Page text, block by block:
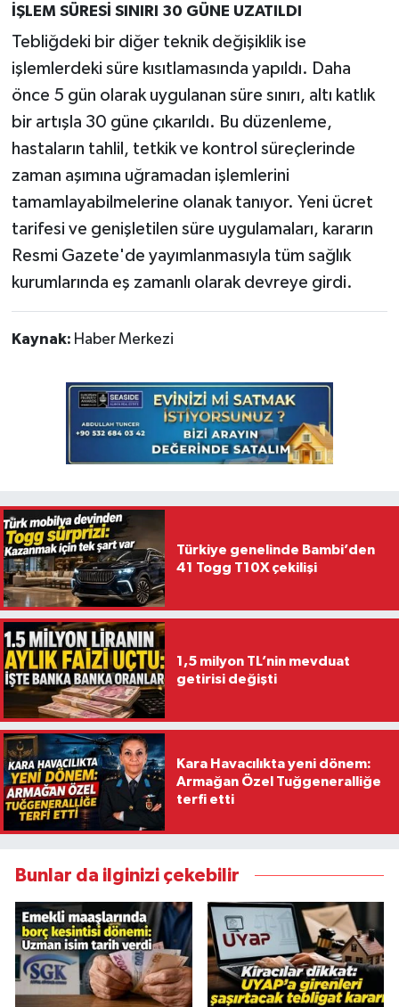
İŞLEM SÜRESİ SINIRI 30 GÜNE UZATILDI
Tebliğdeki bir diğer teknik değişiklik ise
işlemlerdeki süre kısıtlamasında yapıldı. Daha
önce 5 gün olarak uygulanan süre sınırı, altı katlık
bir artışla 30 güne çıkarıldı. Bu düzenleme,
hastaların tahlil, tetkik ve kontrol süreçlerinde
zaman aşımına uğramadan işlemlerini
tamamlayabilmelerine olanak tanıyor. Yeni ücret
tarifesi ve genişletilen süre uygulamaları, kararın
Resmi Gazete'de yayımlanmasıyla tüm sağlık
kurumlarında eş zamanlı olarak devreye girdi.
Kaynak: Haber Merkezi
Türkiye genelinde Bambi’den
41 Togg T10X çekilişi
1,5 milyon TL’nin mevduat
getirisi değişti
Kara Havacılıkta yeni dönem:
Armağan Özel Tuğgeneralliğe
terfi etti
Bunlar da ilginizi çekebilir